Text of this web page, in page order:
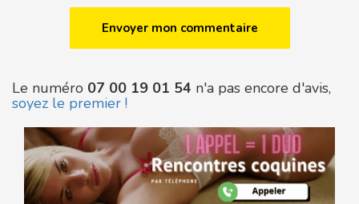
Le numéro 07 00 19 01 54 n'a pas encore d'avis,
soyez le premier !